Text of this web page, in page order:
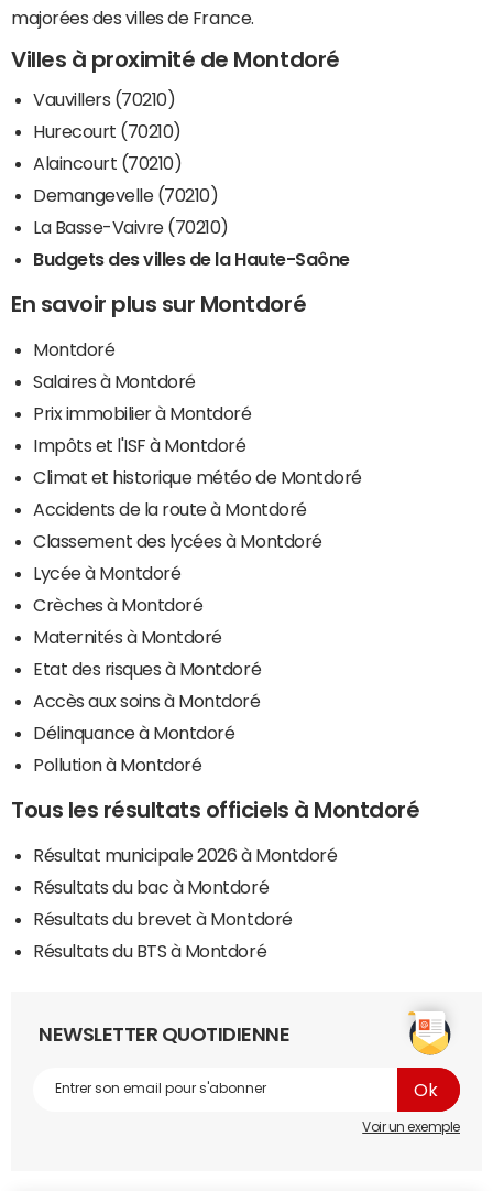
majorées des villes de France.
Villes à proximité de Montdoré
Vauvillers (70210)
Hurecourt (70210)
Alaincourt (70210)
Demangevelle (70210)
La Basse-Vaivre (70210)
Budgets des villes de la Haute-Saône
En savoir plus sur Montdoré
Montdoré
Salaires à Montdoré
Prix immobilier à Montdoré
Impôts et l'ISF à Montdoré
Climat et historique météo de Montdoré
Accidents de la route à Montdoré
Classement des lycées à Montdoré
Lycée à Montdoré
Crèches à Montdoré
Maternités à Montdoré
Etat des risques à Montdoré
Accès aux soins à Montdoré
Délinquance à Montdoré
Pollution à Montdoré
Tous les résultats officiels à Montdoré
Résultat municipale 2026 à Montdoré
Résultats du bac à Montdoré
Résultats du brevet à Montdoré
Résultats du BTS à Montdoré
NEWSLETTER QUOTIDIENNE
Voir un exemple